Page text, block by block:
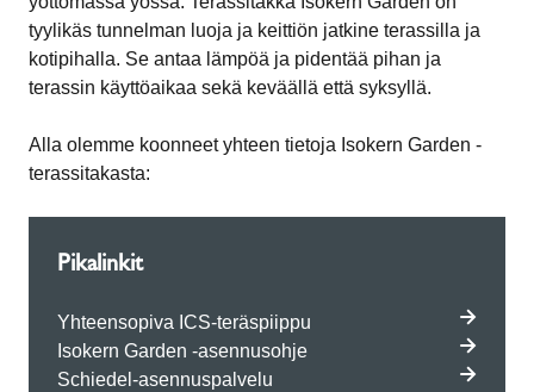
tyylikäs tunnelman luoja ja keittiön jatkine terassilla ja
kotipihalla. Se antaa lämpöä ja pidentää pihan ja
terassin käyttöaikaa sekä keväällä että syksyllä.
Alla olemme koonneet yhteen tietoja Isokern Garden -
terassitakasta:
Pikalinkit
Yhteensopiva ICS-teräspiippu
Isokern Garden -asennusohje
Schiedel-asennuspalvelu